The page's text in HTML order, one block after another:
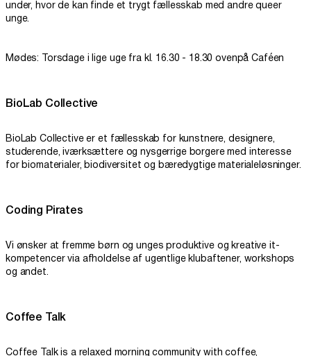
under, hvor de kan finde et trygt fællesskab med andre queer
unge.
Mødes: Torsdage i lige uge fra kl. 16.30 - 18.30 ovenpå Caféen
BioLab Collective
BioLab Collective er et fællesskab for kunstnere, designere,
studerende, iværksættere og nysgerrige borgere med interesse
for biomaterialer, biodiversitet og bæredygtige materialeløsninger.
Coding Pirates
Vi ønsker at fremme børn og unges produktive og kreative it-
kompetencer via afholdelse af ugentlige klubaftener, workshops
og andet.
Coffee Talk
Coffee Talk is a relaxed morning community with coffee,